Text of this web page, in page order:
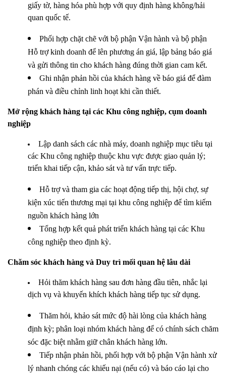
giấy tờ, hàng hóa phù hợp với quy định hàng không/hải
quan quốc tế.
Phối hợp chặt chẽ với bộ phận Vận hành và bộ phận
Hỗ trợ kinh doanh để lên phương án giá, lập bảng báo giá
và gửi thông tin cho khách hàng đúng thời gian cam kết.
Ghi nhận phản hồi của khách hàng về báo giá để đàm
phán và điều chỉnh linh hoạt khi cần thiết.
Mở rộng khách hàng tại các Khu công nghiệp, cụm doanh
nghiệp
Lập danh sách các nhà máy, doanh nghiệp mục tiêu tại
các Khu công nghiệp thuộc khu vực được giao quản lý;
triển khai tiếp cận, khảo sát và tư vấn trực tiếp.
Hỗ trợ và tham gia các hoạt động tiếp thị, hội chợ, sự
kiện xúc tiến thương mại tại khu công nghiệp để tìm kiếm
nguồn khách hàng lớn
Tổng hợp kết quả phát triển khách hàng tại các Khu
công nghiệp theo định kỳ.
Chăm sóc khách hàng và Duy trì mối quan hệ lâu dài
Hỏi thăm khách hàng sau đơn hàng đầu tiên, nhắc lại
dịch vụ và khuyến khích khách hàng tiếp tục sử dụng.
Thăm hỏi, khảo sát mức độ hài lòng của khách hàng
định kỳ; phân loại nhóm khách hàng để có chính sách chăm
sóc đặc biệt nhằm giữ chân khách hàng lớn.
Tiếp nhận phản hồi, phối hợp với bộ phận Vận hành xử
lý nhanh chóng các khiếu nại (nếu có) và báo cáo lại cho